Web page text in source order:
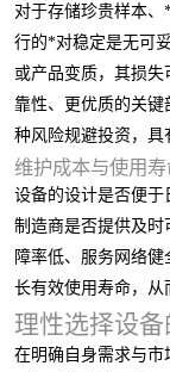
对于存储珍贵样本
行的*对稳定是无可
或产品变质，其损失
靠性、更优质的关
种风险规避投资，具
维护成本与使用
设备的设计是否便于
制造商是否提供及
障率低、服务网络
长有效使用寿命，从
理性选择设
在明确自身需求与市